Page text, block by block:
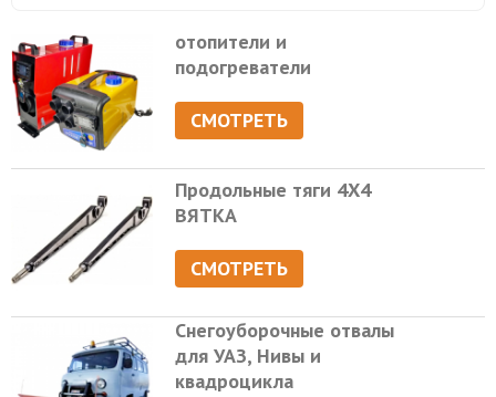
отопители и
подогреватели
СМОТРЕТЬ
Продольные тяги 4Х4
ВЯТКА
СМОТРЕТЬ
Снегоуборочные отвалы
для УАЗ, Нивы и
квадроцикла